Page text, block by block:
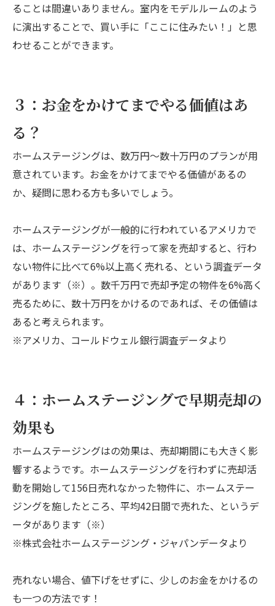
ることは間違いありません。室内をモデルルームのよう
に演出することで、買い手に「ここに住みたい！」と思
わせることができます。
３：お金をかけてまでやる価値はあ
る？
ホームステージングは、数万円～数十万円のプランが用
意されています。お金をかけてまでやる価値があるの
か、疑問に思わる方も多いでしょう。
ホームステージングが一般的に行われているアメリカで
は、ホームステージングを行って家を売却すると、行わ
ない物件に比べて6%以上高く売れる、という調査データ
があります（※）。数千万円で売却予定の物件を6%高く
売るために、数十万円をかけるのであれば、その価値は
あると考えられます。
※アメリカ、コールドウェル銀行調査データより
４：ホームステージングで早期売却の
効果も
ホームステージングはの効果は、売却期間にも大きく影
響するようです。ホームステージングを行わずに売却活
動を開始して156日売れなかった物件に、ホームステー
ジングを施したところ、平均42日間で売れた、というデ
ータがあります（※）
※株式会社ホームステージング・ジャパンデータより
売れない場合、値下げをせずに、少しのお金をかけるの
も一つの方法です！